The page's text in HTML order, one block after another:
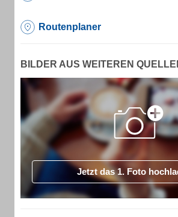
Routenplaner
BILDER AUS WEITEREN
Jetzt das 1. Foto